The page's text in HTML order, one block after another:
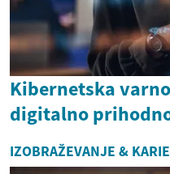
Kibernetska
digitalno
IZOBRAŽEVANJE &